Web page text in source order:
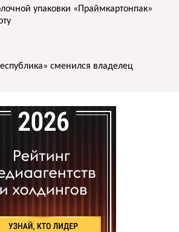
упаковки «Праймкартонпак»
сменился владелец